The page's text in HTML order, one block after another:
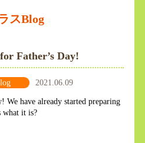
スBlog
Father’s Day!
2021.06.09
We have already started preparing
what it is?